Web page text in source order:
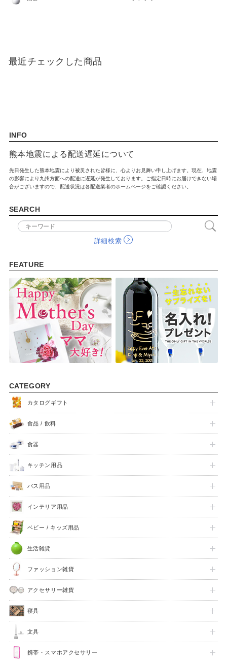
FEATURE
最近チェックした商品
INFO
熊本地震による配送遅延について
先日発生した熊本地震により被災された皆様に、心よりお見舞い申し上げます。現在、地震
の影響により九州方面への配送に遅延が発生しております。ご指定日時にお届けできない場
合がございますので、配送状況は各配送業者のホームページをご確認ください。
SEARCH
詳細検索
FEATURE
CATEGORY
カタログギフト
食品 / 飲料
食器
キッチン用品
バス用品
インテリア用品
ベビー / キッズ用品
生活雑貨
ファッション雑貨
アクセサリー雑貨
寝具
文具
携帯・スマホアクセサリー